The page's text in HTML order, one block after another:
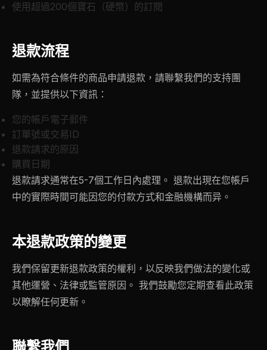
使用超過200個寶石（硬幣）的訂閱
退款流程
如需為符合條件的商品申請退款，請聯繫我們的支持團
隊，並提供以下資訊：
您的帳戶電子郵件
訂單號或交易ID
退款請求的原因
購買日期
退款請求通常在5-7個工作日內處理。 退款出現在您帳戶
中的實際時間可能因您的付款方式和金融機構而异。
本退款政策的變更
我們保留更新退款政策的權利，以反映我們做法的變化或
其他運營、法律或監管原因。 我們鼓勵您定期查看此政策
以瞭解任何更新。